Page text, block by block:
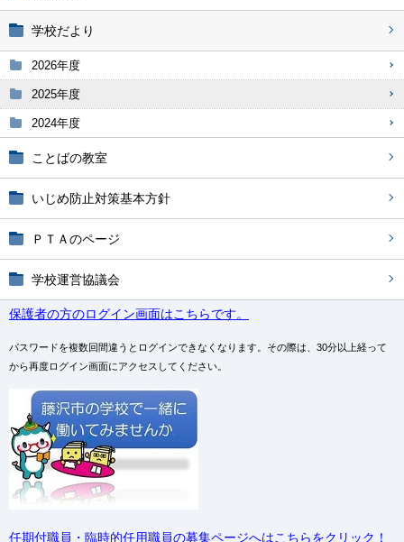
学校だより
2026年度
2025年度
2024年度
ことばの教室
いじめ防止対策基本方針
ＰＴＡのページ
学校運営協議会
保護者の方のログイン画面はこちらです。
パスワードを複数回間違うとログインできなくなります。その際は、30分以上経って
から再度ログイン画面にアクセスしてください。
任期付職員・臨時的任用職員の募集ページへはこちらをクリック！